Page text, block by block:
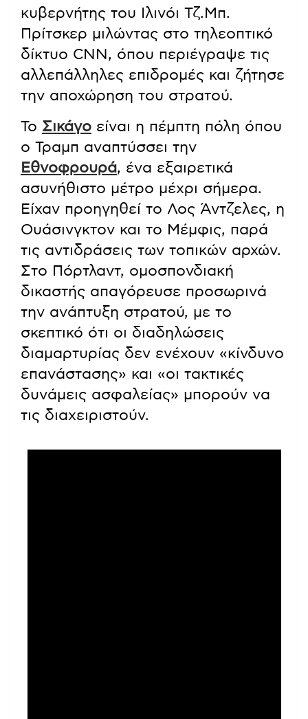
κυβερνήτης του Ιλινόι Τζ.Μπ.
Πρίτσκερ μιλώντας στο τηλεοπτικό
δίκτυο CNN, όπου περιέγραψε τις
αλλεπάλληλες επιδρομές και ζήτησε
την αποχώρηση του στρατού.
Το Σικάγο είναι η πέμπτη πόλη όπου
ο Τραμπ αναπτύσσει την
Εθνοφρουρά, ένα εξαιρετικά
ασυνήθιστο μέτρο μέχρι σήμερα.
Είχαν προηγηθεί το Λος Άντζελες, η
Ουάσινγκτον και το Μέμφις, παρά
τις αντιδράσεις των τοπικών αρχών.
Στο Πόρτλαντ, ομοσπονδιακή
δικαστής απαγόρευσε προσωρινά
την ανάπτυξη στρατού, με το
σκεπτικό ότι οι διαδηλώσεις
διαμαρτυρίας δεν ενέχουν «κίνδυνο
επανάστασης» και «οι τακτικές
δυνάμεις ασφαλείας» μπορούν να
τις διαχειριστούν.